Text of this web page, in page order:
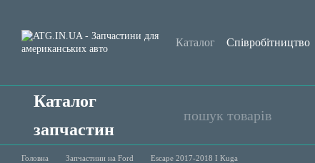
Каталог Співробітництво
Каталог
запчастин
Головна Запчастини на Ford Escape 2017-2018 I Kuga